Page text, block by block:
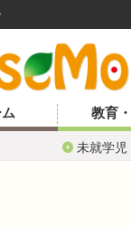
教育
未就学児